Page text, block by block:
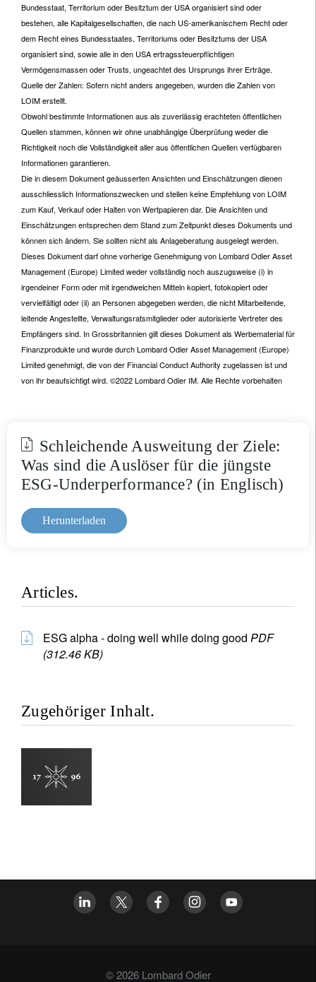
Bundesstaat, Territorium oder Besitztum der USA organisiert sind oder
bestehen, alle Kapitalgesellschaften, die nach US-amerikanischem Recht oder
dem Recht eines Bundesstaates, Territoriums oder Besitztums der USA
organisiert sind, sowie alle in den USA ertragssteuerpflichtigen
Vermögensmassen oder Trusts, ungeachtet des Ursprungs ihrer Erträge.
Quelle der Zahlen: Sofern nicht anders angegeben, wurden die Zahlen von
LOIM erstellt.
Obwohl bestimmte Informationen aus als zuverlässig erachteten öffentlichen
Quellen stammen, können wir ohne unabhängige Überprüfung weder die
Richtigkeit noch die Vollständigkeit aller aus öffentlichen Quellen verfügbaren
Informationen garantieren.
Die in diesem Dokument geäusserten Ansichten und Einschätzungen dienen
ausschliesslich Informationszwecken und stellen keine Empfehlung von LOIM
zum Kauf, Verkauf oder Halten von Wertpapieren dar. Die Ansichten und
Einschätzungen entsprechen dem Stand zum Zeitpunkt dieses Dokuments und
können sich ändern. Sie sollten nicht als Anlageberatung ausgelegt werden.
Dieses Dokument darf ohne vorherige Genehmigung von Lombard Odier Asset
Management (Europe) Limited weder vollständig noch auszugsweise (i) in
irgendeiner Form oder mit irgendwelchen Mitteln kopiert, fotokopiert oder
vervielfältigt oder (ii) an Personen abgegeben werden, die nicht Mitarbeitende,
leitende Angestellte, Verwaltungsratsmitglieder oder autorisierte Vertreter des
Empfängers sind. In Grossbritannien gilt dieses Dokument als Werbematerial für
Finanzprodukte und wurde durch Lombard Odier Asset Management (Europe)
Limited genehmigt, die von der Financial Conduct Authority zugelassen ist und
von ihr beaufsichtigt wird. ©2022 Lombard Odier IM. Alle Rechte vorbehalten
Schleichende Ausweitung der Ziele:
Was sind die Auslöser für die jüngste
ESG-Underperformance? (in Englisch)
Herunterladen
Articles.
ESG alpha - doing well while doing good PDF
(312.46 KB)
Zugehöriger Inhalt.
© 2026 Lombard Odier